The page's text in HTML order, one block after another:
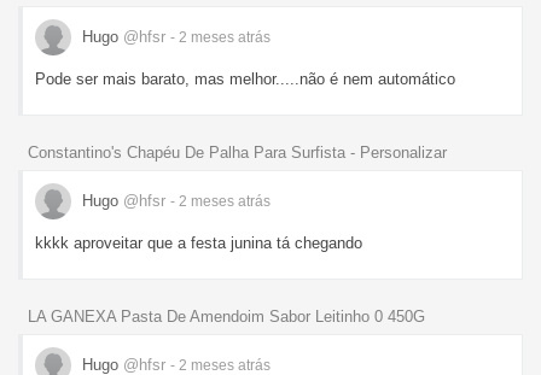
Hugo @hfsr - 2 meses atrás
Pode ser mais barato, mas melhor.....não é nem automático
Constantino's Chapéu De Palha Para Surfista - Personalizar
Hugo @hfsr - 2 meses atrás
kkkk aproveitar que a festa junina tá chegando
LA GANEXA Pasta De Amendoim Sabor Leitinho 0 450G
Hugo @hfsr - 2 meses atrás